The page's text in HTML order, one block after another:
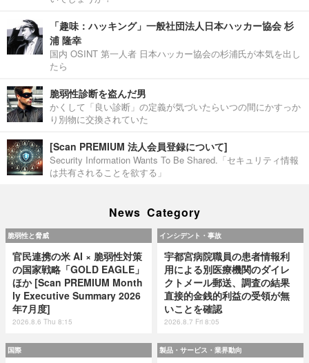
「趣味：ハッキング」一般社団法人日本ハッカー協会 杉
浦 隆幸
国内 OSINT 第一人者 日本ハッカー協会の杉浦氏が本気を出し
たら
脆弱性診断を盗んだ男
かくして「良い診断」の定義が気づいたらいつの間にかすっか
り別物に交換されていた
[Scan PREMIUM 法人会員登録について]
Security Information Wants To Be Shared.「セキュリティ情報
は共有されることを欲する」
News Category
脆弱性と脅威
官民連携の米 AI × 脆弱性対策
の国家戦略「GOLD EAGLE」
ほか [Scan PREMIUM Month
ly Executive Summary 2026
年7月度]
2026.8.6 Thu 8:15
インシデント・事故
宇都宮病院職員の患者情報利
用による別医療機関のダイレ
クトメール郵送、調査の結果
直接的金銭的利益の受領が無
いことを確認
2026.8.7 Fri 8:05
国際 製品・サービス・業界動向